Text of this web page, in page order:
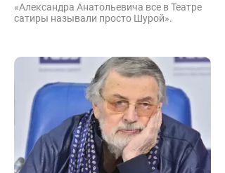
«Александра Анатольевича все в Театре
сатиры называли просто Шурой».